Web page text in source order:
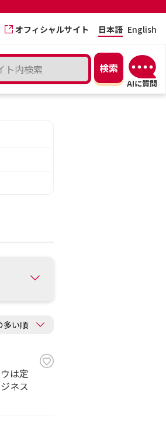
オフィシャルサイト 日本語 English
は定
ネス